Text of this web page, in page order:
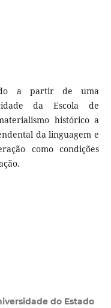
a partir de uma
da Escola de
histórico a
da linguagem e
como condições
do Estado